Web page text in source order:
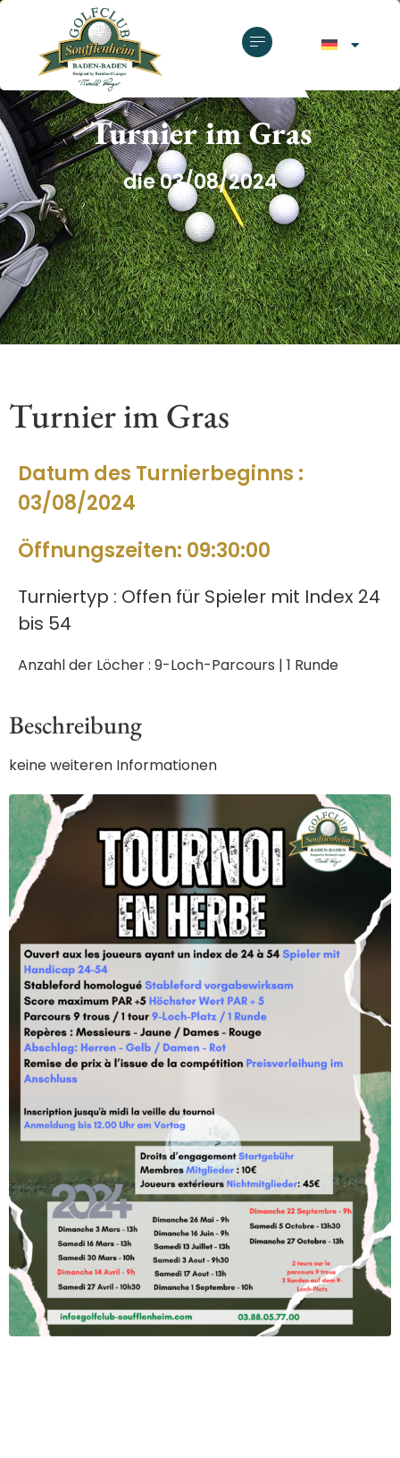
Turnier im Gras
die 03/08/2024
Turnier im Gras
Datum des Turnierbeginns :
03/08/2024
Öffnungszeiten: 09:30:00
Turniertyp : Offen für Spieler mit Index 24
bis 54
Anzahl der Löcher : 9-Loch-Parcours | 1 Runde
Beschreibung
keine weiteren Informationen